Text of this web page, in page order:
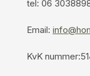
tel: 06
Email:
KvK